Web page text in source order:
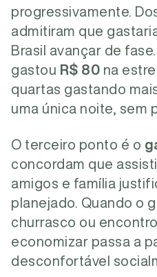
progressivamente.
admitiram que
Brasil avançar de
gastou R$ 80 na
quartas gastando
uma única noite, sem
O terceiro ponto é o
concordam que
amigos e família
planejado. Quando o
churrasco ou encontro
economizar passa a
desconfortável